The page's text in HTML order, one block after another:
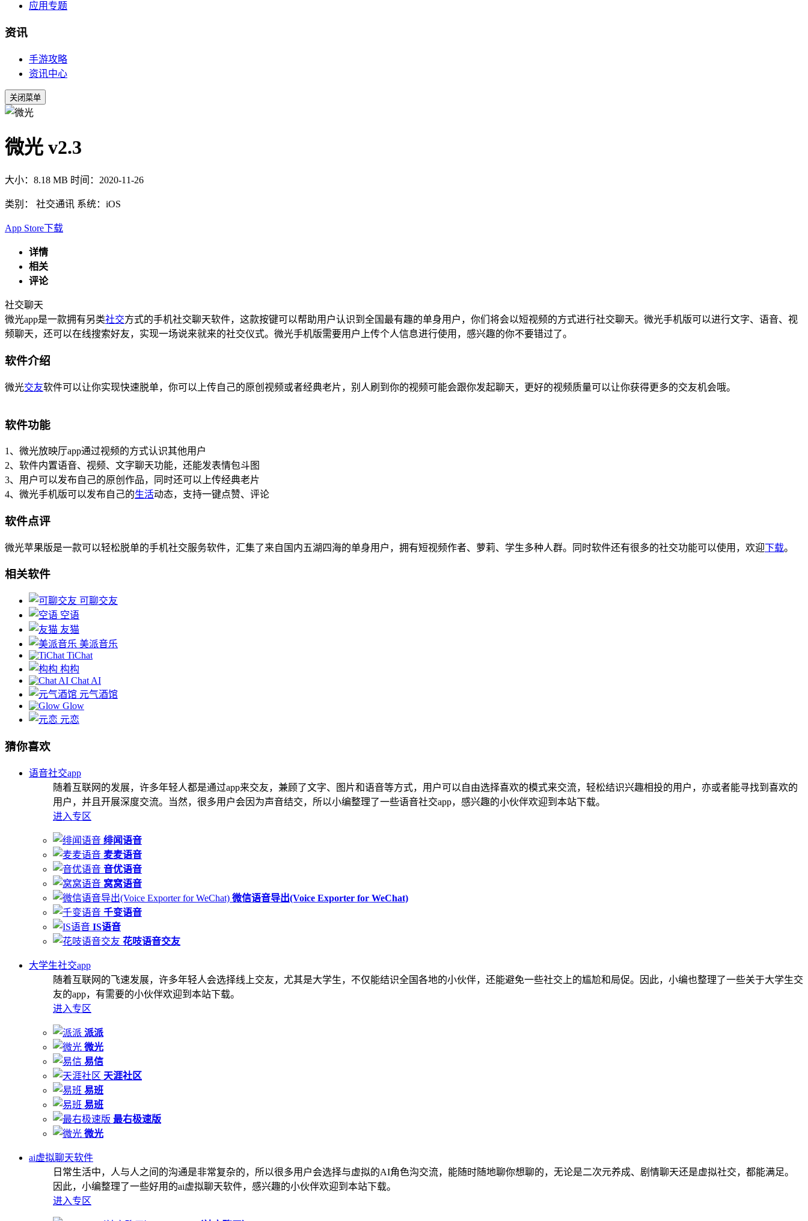
应用专题
资讯
手游攻略
资讯中心
关闭菜单
微光 v2.3
大小：8.18 MB 时间：2020-11-26
类别： 社交通讯 系统：iOS
App Store下载
详情
相关
评论
社交聊天
微光app是一款拥有另类社交方式的手机社交聊天软件，这款按键可以帮助用户认识到全国最有趣的单身用户，你们将会以短视频的方式进行社交聊天。微光手机版可以进行文字、语音、视
频聊天，还可以在线搜索好友，实现一场说来就来的社交仪式。微光手机版需要用户上传个人信息进行使用，感兴趣的你不要错过了。
软件介绍
微光交友软件可以让你实现快速脱单，你可以上传自己的原创视频或者经典老片，别人刷到你的视频可能会跟你发起聊天，更好的视频质量可以让你获得更多的交友机会哦。
软件功能
1、微光放映厅app通过视频的方式认识其他用户
2、软件内置语音、视频、文字聊天功能，还能发表情包斗图
3、用户可以发布自己的原创作品，同时还可以上传经典老片
4、微光手机版可以发布自己的生活动态，支持一键点赞、评论
软件点评
微光苹果版是一款可以轻松脱单的手机社交服务软件，汇集了来自国内五湖四海的单身用户，拥有短视频作者、萝莉、学生多种人群。同时软件还有很多的社交功能可以使用，欢迎下载。
相关软件
可聊交友
空语
友猫
美派音乐
TiChat
构构
Chat AI
元气酒馆
Glow
元恋
猜你喜欢
语音社交app
随着互联网的发展，许多年轻人都是通过app来交友，兼顾了文字、图片和语音等方式，用户可以自由选择喜欢的模式来交流，轻松结识兴趣相投的用户，亦或者能寻找到喜欢的
用户，并且开展深度交流。当然，很多用户会因为声音结交，所以小编整理了一些语音社交app，感兴趣的小伙伴欢迎到本站下载。
进入专区
绯闻语音
麦麦语音
音优语音
窝窝语音
微信语音导出(Voice Exporter for WeChat)
千变语音
IS语音
花吱语音交友
大学生社交app
随着互联网的飞速发展，许多年轻人会选择线上交友，尤其是大学生，不仅能结识全国各地的小伙伴，还能避免一些社交上的尴尬和局促。因此，小编也整理了一些关于大学生交
友的app，有需要的小伙伴欢迎到本站下载。
进入专区
派派
微光
易信
天涯社区
易班
易班
最右极速版
微光
ai虚拟聊天软件
日常生活中，人与人之间的沟通是非常复杂的，所以很多用户会选择与虚拟的AI角色沟交流，能随时随地聊你想聊的，无论是二次元养成、剧情聊天还是虚拟社交，都能满足。
因此，小编整理了一些好用的ai虚拟聊天软件，感兴趣的小伙伴欢迎到本站下载。
进入专区